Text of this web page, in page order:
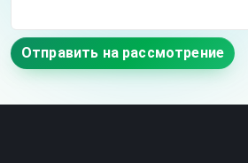
Отправить на рассмотрение